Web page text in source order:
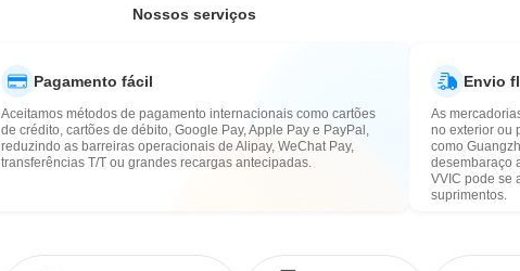
riscos de qualidade, alfândega e pós-venda.
Nossos serviços
Pagamento fácil
Aceitamos métodos de pagamento internacionais como cartões
de crédito, cartões de débito, Google Pay, Apple Pay e PayPal,
reduzindo as barreiras operacionais de Alipay, WeChat Pay,
transferências T/T ou grandes recargas antecipadas.
Envio
As
no exterior ou
como
desembaraço
VVIC pode se
suprimentos.